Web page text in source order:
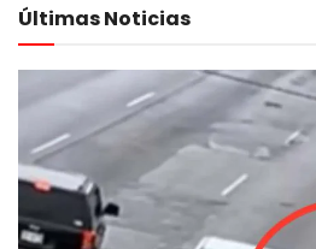
Últimas Noticias